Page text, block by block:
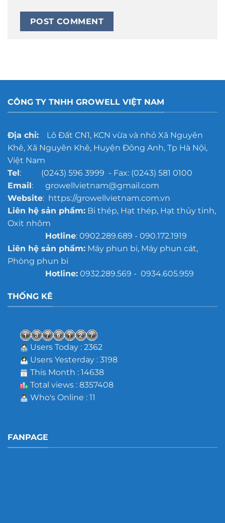
CÔNG TY TNHH GROWELL VIỆT NAM
Địa chỉ:Lô Đất CN1, KCN vừa và nhỏ Xã Nguyên
Khê, Xã Nguyên Khê, Huyện Đông Anh, Tp Hà Nội,
Việt Nam
Tel: (0243) 596 3999 - Fax: (0243) 581 0100
Email: growellvietnam@gmail.com
Website: https://growellvietnam.com.vn
Liên hệ sản phẩm:Bi thép, Hạt thép, Hạt thủy tinh,
Oxit nhôm
Hotline: 0902.289.689 - 090.172.1919
Liên hệ sản phẩm:Máy phun bi, Máy phun cát,
Phòng phun bi
Hotline:0932.289.569 - 0934.605.959
THỐNG KÊ
Users Today : 2362
Users Yesterday : 3198
This Month : 14638
Total views : 8357408
Who's Online : 11
FANPAGE